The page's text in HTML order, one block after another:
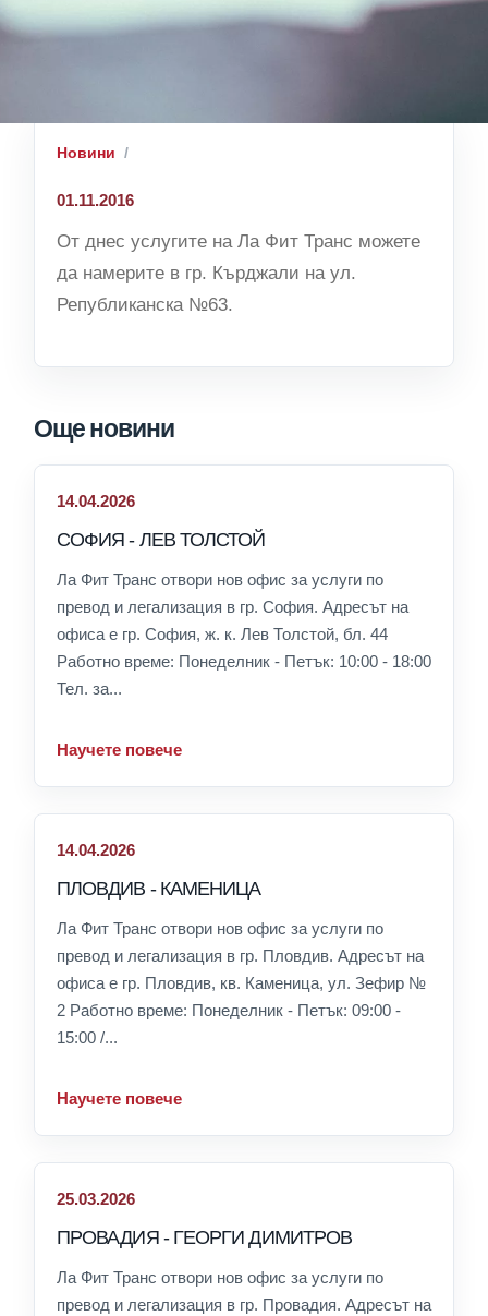
Новини
01.11.2016
От днес услугите на Ла Фит Транс можете
да намерите в гр. Кърджали на ул.
Републиканска №63.
Още новини
14.04.2026
СОФИЯ - ЛЕВ ТОЛСТОЙ
Ла Фит Транс отвори нов офис за услуги по
превод и легализация в гр. София. Адресът на
офиса е гр. София, ж. к. Лев Толстой, бл. 44
Работно време: Понеделник - Петък: 10:00 - 18:00
Тел. за...
Научете повече
14.04.2026
ПЛОВДИВ - КАМЕНИЦА
Ла Фит Транс отвори нов офис за услуги по
превод и легализация в гр. Пловдив. Адресът на
офиса е гр. Пловдив, кв. Каменица, ул. Зефир №
2 Работно време: Понеделник - Петък: 09:00 -
15:00 /...
Научете повече
25.03.2026
ПРОВАДИЯ - ГЕОРГИ ДИМИТРОВ
Ла Фит Транс отвори нов офис за услуги по
превод и легализация в гр. Провадия. Адресът на